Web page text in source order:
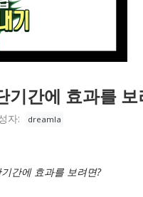
기간에 효과를 보
자: dreamla
간에 효과를 보려면?